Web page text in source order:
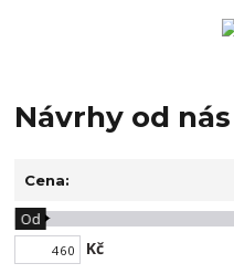
Návrhy od nás
Cena:
Kč
Od